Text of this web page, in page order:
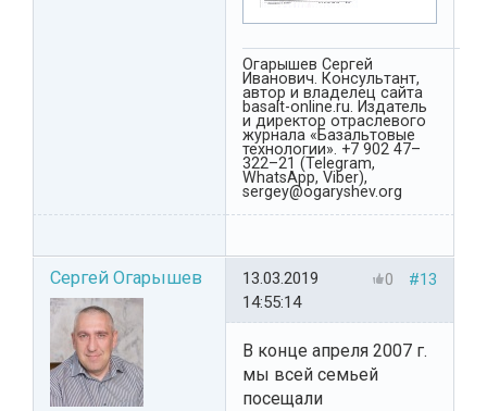
Огарышев Сергей
Иванович. Консультант,
автор и владелец сайта
basalt-online.ru. Издатель
и директор отраслевого
журнала «Базальтовые
технологии». +7 902 47–
322–21 (Telegram,
WhatsApp, Viber),
sergey@ogaryshev.org
Сергей Огарышев #13
0
13.03.2019
14:55:14
В конце апреля 2007 г.
мы всей семьей
посещали